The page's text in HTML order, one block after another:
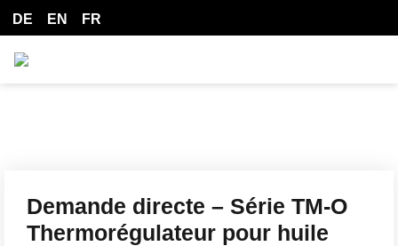
DE EN FR
Demande directe – Série TM-O
Thermorégulateur pour huile